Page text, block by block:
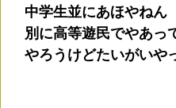
中学生並にあほやねん
別に高等遊民でやあっ
やろうけどたいがいや